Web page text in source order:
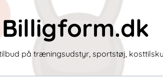
Billigform.dk
på træningsudstyr, sportstøj,